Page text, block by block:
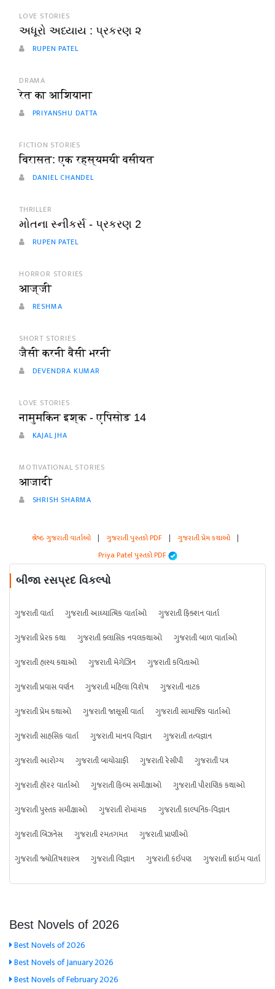
LOVE STORIES
અધૂરો અધ્યાય : પ્રકરણ ૨
RUPEN PATEL
DRAMA
रेत का आशियाना
PRIYANSHU DATTA
FICTION STORIES
विरासत: एक रहस्यमयी वसीयत
DANIEL CHANDEL
THRILLER
મોતના સ્નીકર્સ - પ્રકરણ 2
RUPEN PATEL
HORROR STORIES
आज्जी
RESHMA
SHORT STORIES
जैसी करनी वैसी भरनी
DEVENDRA KUMAR
LOVE STORIES
नामुमकिन इश्क - एपिसोड 14
KAJAL JHA
MOTIVATIONAL STORIES
आजादी
SHRISH SHARMA
શ્રેષ્ઠ ગુજરાતી વાર્તાઓ | ગુજરાતી પુસ્તકો PDF | ગુજરાતી પ્રેમ કથાઓ |
Priya Patel પુસ્તકો PDF
બીજા રસપ્રદ વિકલ્પો
ગુજરાતી વાર્તા ગુજરાતી આધ્યાત્મિક વાર્તાઓ
ગુજરાતી ફિક્શન વાર્તા
ગુજરાતી પ્રેરક કથા
ગુજરાતી ક્લાસિક નવલકથાઓ
ગુજરાતી બાળ વાર્તાઓ
ગુજરાતી હાસ્ય કથાઓ
ગુજરાતી મેગેઝિન
ગુજરાતી કવિતાઓ
ગુજરાતી પ્રવાસ વર્ણન
ગુજરાતી મહિલા વિશેષ
ગુજરાતી નાટક
ગુજરાતી પ્રેમ કથાઓ
ગુજરાતી જાસૂસી વાર્તા
ગુજરાતી સામાજિક વાર્તાઓ
ગુજરાતી સાહસિક વાર્તા
ગુજરાતી માનવ વિજ્ઞાન
ગુજરાતી તત્વજ્ઞાન
ગુજરાતી આરોગ્ય
ગુજરાતી બાયોગ્રાફી ગુજરાતી રેસીપી
ગુજરાતી પત્ર
ગુજરાતી હૉરર વાર્તાઓ
ગુજરાતી ફિલ્મ સમીક્ષાઓ
ગુજરાતી પૌરાણિક કથાઓ
ગુજરાતી પુસ્તક સમીક્ષાઓ
ગુજરાતી રોમાંચક
ગુજરાતી કાલ્પનિક-વિજ્ઞાન
ગુજરાતી બિઝનેસ
ગુજરાતી રમતગમત
ગુજરાતી પ્રાણીઓ
ગુજરાતી જ્યોતિષશાસ્ત્ર
ગુજરાતી વિજ્ઞાન ગુજરાતી કંઈપણ ગુજરાતી ક્રાઇમ વાર્તા
Best Novels of 2026
Best Novels of 2026
Best Novels of January 2026
Best Novels of February 2026